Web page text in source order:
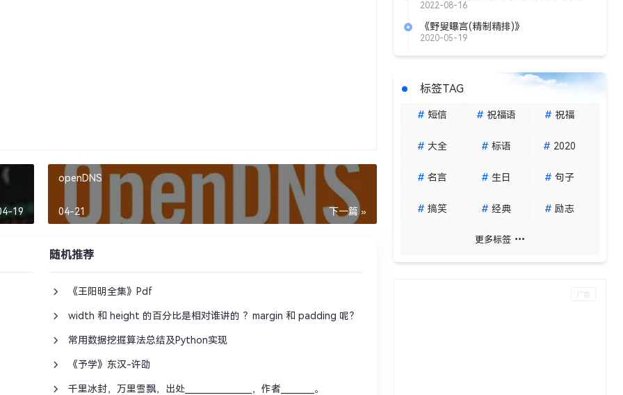
19
openDNS
下一篇 »
04-21
随机推荐
《王阳明全集》Pdf
width 和 height 的百分比是相对谁讲的 ？margin 和 padding 呢？
常用数据挖掘算法总结及Python实现
《予学》东汉-许劭
千里冰封，万里雪飘，出处________________，作者________。
2022-08-16
《野叟曝言(精制精排)》
epub+azw3+mobi
2020-05-19
标签TAG
# 短信 # 祝福语 # 祝福
# 大全 # 标语 # 2020
# 名言 # 生日 # 句子
# 搞笑 # 经典 # 励志
更多标签